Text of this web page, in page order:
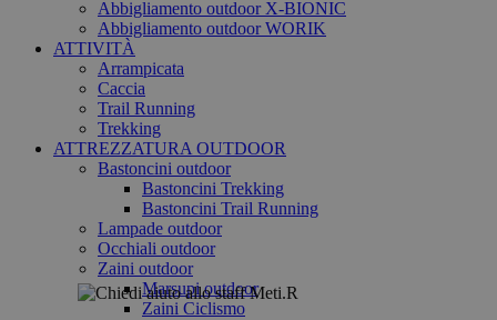
Abbigliamento outdoor X-BIONIC
Abbigliamento outdoor WORIK
ATTIVITÀ
Arrampicata
Caccia
Trail Running
Trekking
ATTREZZATURA OUTDOOR
Bastoncini outdoor
Bastoncini Trekking
Bastoncini Trail Running
Lampade outdoor
Occhiali outdoor
Zaini outdoor
Marsupi outdoor
Zaini Ciclismo